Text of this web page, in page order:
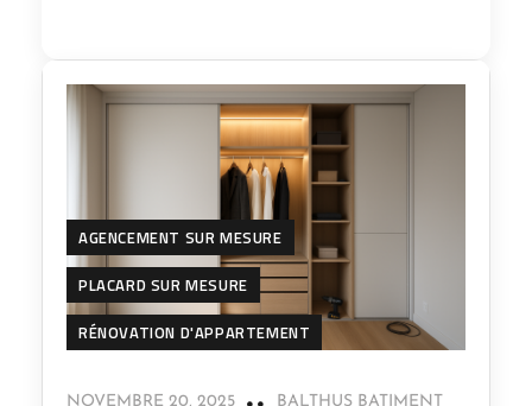
AGENCEMENT SUR MESURE
PLACARD SUR MESURE
RÉNOVATION D'APPARTEMENT
NOVEMBRE 20, 2025
BALTHUS BATIMENT